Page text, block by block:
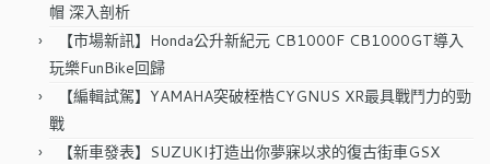
帽 深入剖析
【市場新訊】Honda公升新紀元 CB1000F CB1000GT導入
玩樂FunBike回歸
【編輯試駕】YAMAHA突破桎梏CYGNUS XR最具戰鬥力的勁
戰
【新車發表】SUZUKI打造出你夢寐以求的復古街車GSX